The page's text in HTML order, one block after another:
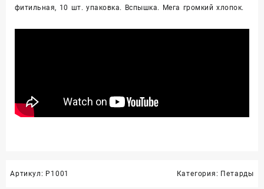
фитильная, 10 шт. упаковка. Вспышка. Мега громкий хлопок.
Артикул: P1001 Категория: Петарды